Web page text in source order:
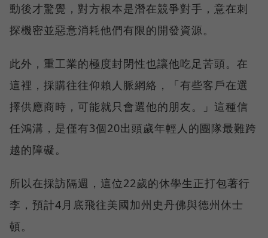
動後才驚覺，對方根本是潛在競爭對手，意在刺
探機密並惡意消耗他們有限的開發資源。
此外，重工業的極度封閉性也讓他吃足苦頭。在
這裡，採購往往仰賴人脈網絡，「有些客戶在選
擇供應商時，可能就只會選他的朋友。」這種信
任鴻溝，是僅有3個20出頭歲年輕人的團隊最難跨
越的障礙。
所以在採訪隔週，這位22歲的休學生正打包著行
李，預計4月底飛往美國加州史丹佛與德州休士
頓。